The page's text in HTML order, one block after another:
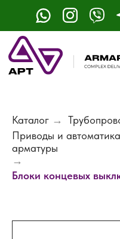
Каталог →
Приводы и
арматуры
→
Блоки концевых